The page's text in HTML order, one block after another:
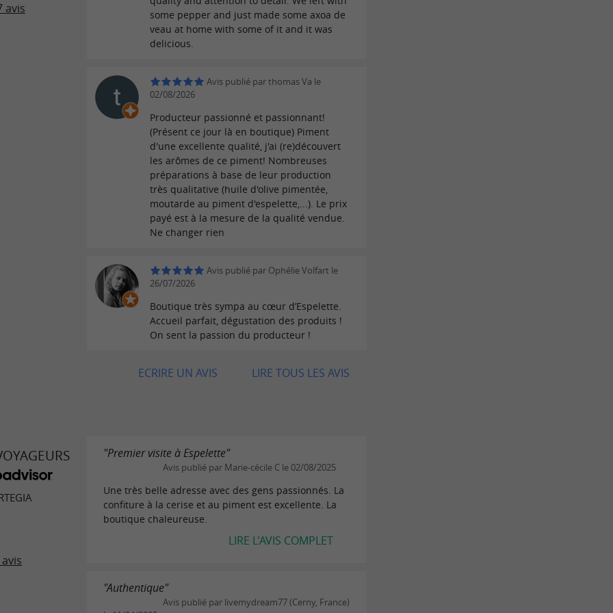
avis
some pepper and just made some axoa de
veau at home with some of it and it was
delicious.
Avis publié par thomas Va le
02/08/2026
Producteur passionné et passionnant!
(Présent ce jour là en boutique) Piment
d'une excellente qualité, j'ai (re)découvert
les arômes de ce piment! Nombreuses
préparations à base de leur production
très qualitative (huile d'olive pimentée,
moutarde au piment d'espelette,...). Le prix
payé est à la mesure de la qualité vendue.
Ne changer rien
Avis publié par Ophélie Volfart le
26/07/2026
Boutique très sympa au cœur d’Espelette.
Accueil parfait, dégustation des produits !
On sent la passion du producteur !
LIRE TOUS LES AVIS
ECRIRE UN AVIS
"Premier visite à Espelette"
Avis publié par Marie-cécile C le 02/08/2025
Une très belle adresse avec des gens passionnés. La
confiture à la cerise et au piment est excellente. La
boutique chaleureuse.
LIRE L'AVIS COMPLET
"Authentique"
Avis publié par livemydream77 (Cerny, France)